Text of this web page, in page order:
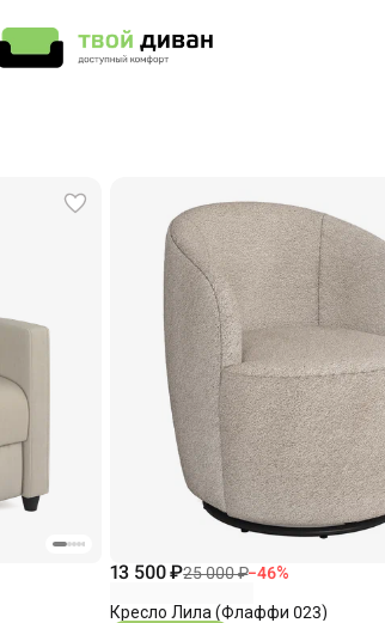
13 500 ₽25 000 ₽−46%
Кресло Лила (Флаффи 023)